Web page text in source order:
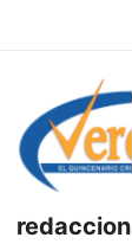
redaccion